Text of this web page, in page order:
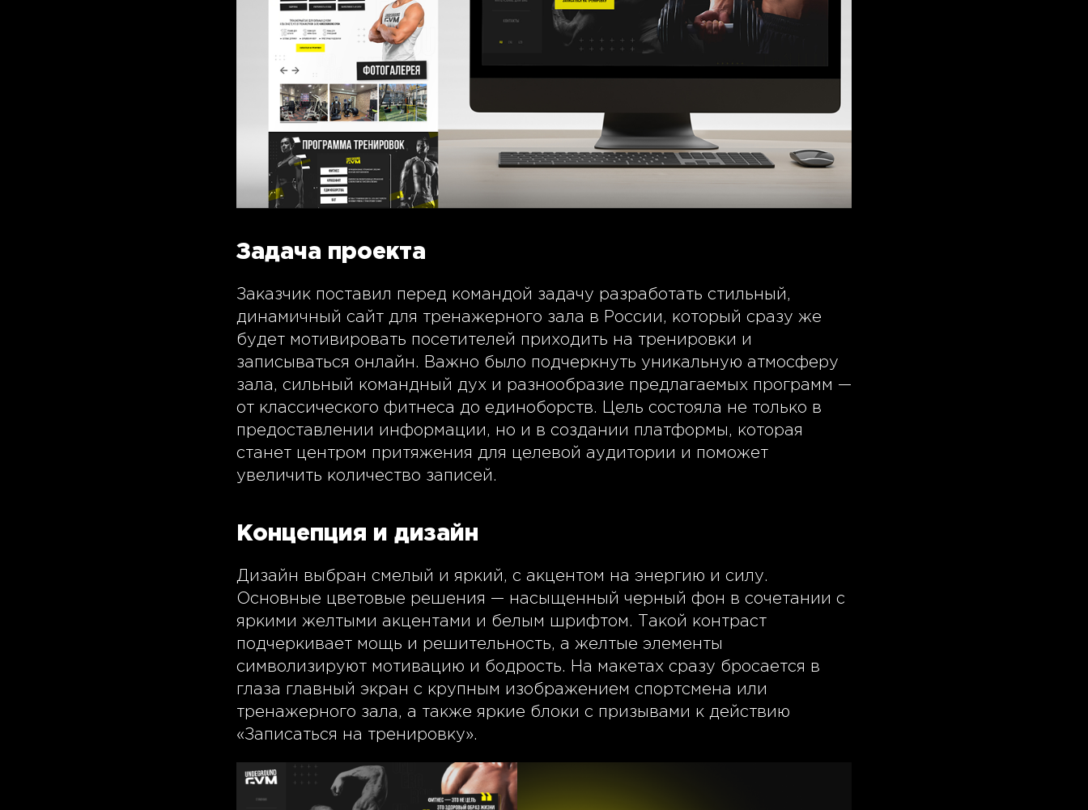
Задача проекта
Заказчик поставил перед командой задачу разработать стильный,
динамичный сайт для тренажерного зала в России, который сразу же
будет мотивировать посетителей приходить на тренировки и
записываться онлайн. Важно было подчеркнуть уникальную атмосферу
зала, сильный командный дух и разнообразие предлагаемых программ —
от классического фитнеса до единоборств. Цель состояла не только в
предоставлении информации, но и в создании платформы, которая
станет центром притяжения для целевой аудитории и поможет
увеличить количество записей.
Концепция и дизайн
Дизайн выбран смелый и яркий, с акцентом на энергию и силу.
Основные цветовые решения — насыщенный черный фон в сочетании с
яркими желтыми акцентами и белым шрифтом. Такой контраст
подчеркивает мощь и решительность, а желтые элементы
символизируют мотивацию и бодрость. На макетах сразу бросается в
глаза главный экран с крупным изображением спортсмена или
тренажерного зала, а также яркие блоки с призывами к действию
«Записаться на тренировку».